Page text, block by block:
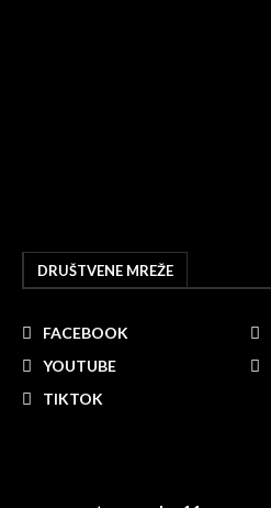
DRUŠTVENE MREŽE
FACEBOOK
YOUTUBE
TIKTOK